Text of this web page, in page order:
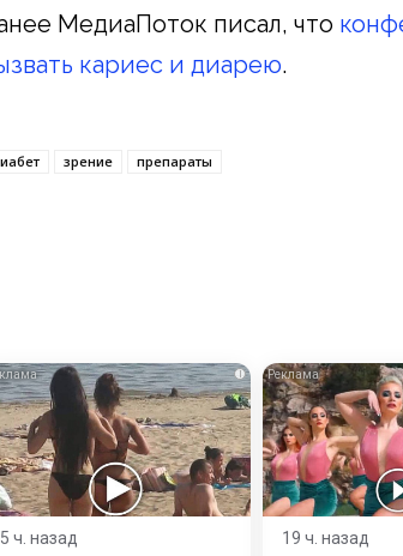
МедиаПоток писал, что
кариес и диарею.
зрение препараты
i
5 ч. назад 19 ч. назад